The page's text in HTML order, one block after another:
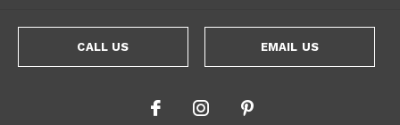
CALL US EMAIL US